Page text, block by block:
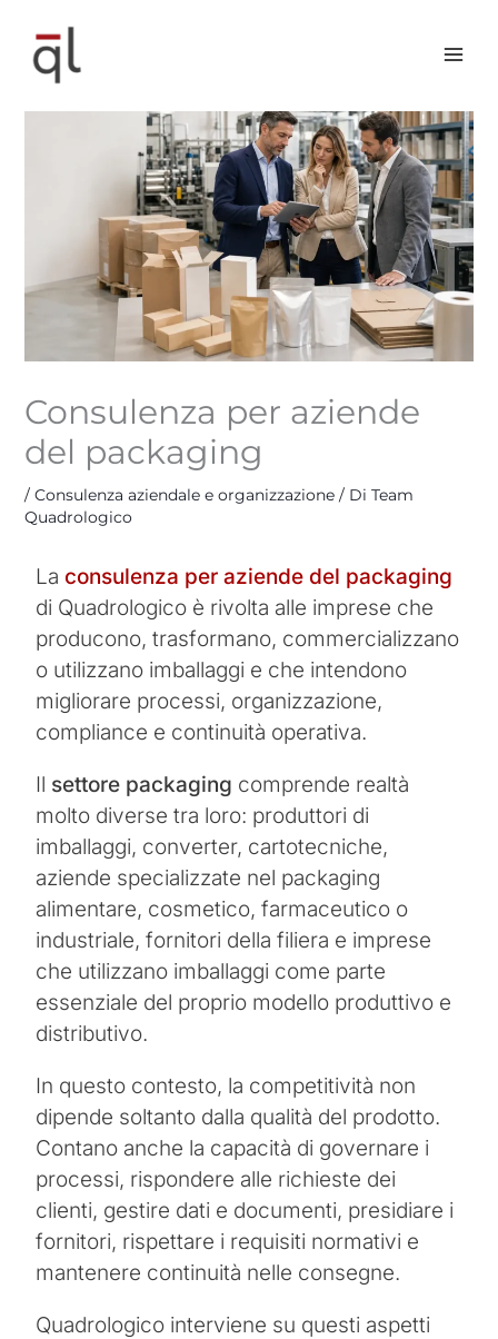
contenuto
Consulenza per aziende
del packaging
/ Consulenza aziendale e organizzazione/ Di Team
Quadrologico
La consulenza per aziende del packaging
di Quadrologico è rivolta alle imprese che
producono, trasformano, commercializzano
o utilizzano imballaggi e che intendono
migliorare processi, organizzazione,
compliance e continuità operativa.
Il settore packaging comprende realtà
molto diverse tra loro: produttori di
imballaggi, converter, cartotecniche,
aziende specializzate nel packaging
alimentare, cosmetico, farmaceutico o
industriale, fornitori della filiera e imprese
che utilizzano imballaggi come parte
essenziale del proprio modello produttivo e
distributivo.
In questo contesto, la competitività non
dipende soltanto dalla qualità del prodotto.
Contano anche la capacità di governare i
processi, rispondere alle richieste dei
clienti, gestire dati e documenti, presidiare i
fornitori, rispettare i requisiti normativi e
mantenere continuità nelle consegne.
Quadrologico interviene su questi aspetti